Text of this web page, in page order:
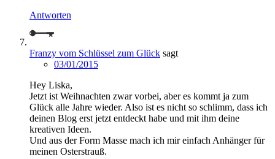
Antworten
Franzy vom Schlüssel zum Glück sagt
03/01/2015
Hey Liska,
Jetzt ist Weihnachten zwar vorbei, aber es kommt ja zum
Glück alle Jahre wieder. Also ist es nicht so schlimm, dass ich
deinen Blog erst jetzt entdeckt habe und mit ihm deine
kreativen Ideen.
Und aus der Form Masse mach ich mir einfach Anhänger für
meinen Osterstrauß.